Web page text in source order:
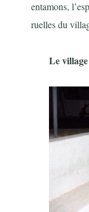
entamons,
ruelles du
Le